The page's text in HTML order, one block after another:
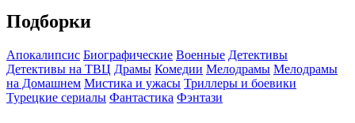
Подборки
Апокалипсис Биографические Военные Детективы
Детективы на ТВЦ Драмы Комедии Мелодрамы Мелодрамы
на Домашнем Мистика и ужасы Триллеры и боевики
Турецкие сериалы Фантастика Фэнтази